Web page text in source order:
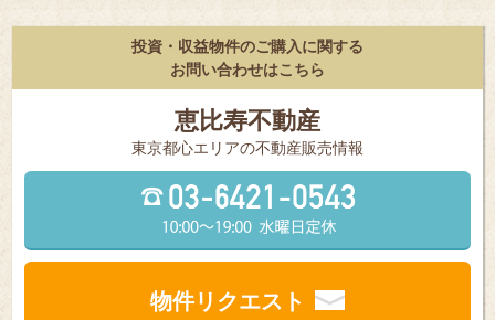
投資・収益物件のご購入に関する
お問い合わせはこちら
恵比寿不動産
東京都⼼エリアの不動産販売情報
物件リクエスト